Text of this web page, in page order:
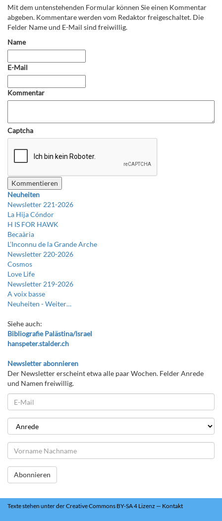
Mit dem untenstehenden Formular können Sie einen Kommentar
abgeben. Kommentare werden vom Redaktor freigeschaltet. Die
Felder Name und E-Mail sind freiwillig.
Name
E-Mail
Kommentar
Captcha
Neuheiten
Newsletter 221-2026
La Hija Cóndor
H IS FOR HAWK
Becaària
L’Inconnu de la Grande Arche
Newsletter 220-2026
Cosmos
Love Life
Newsletter 219-2026
A voix basse
Neuheiten -Weiter…
Siehe auch:
Bibliografie Palästina/Israel
hanspeter.stalder.ch
Newsletter abonnieren
Der Newsletter erscheint etwa alle paar Wochen. Felder Anrede
und Namen freiwillig.
Abonnieren
Textestehen unter derCreative Commons BY-SA 4 Lizenz — Kontakt